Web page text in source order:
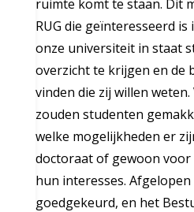
ruimte komt te staan. Dit
RUG die geïnteresseerd
onze universiteit in staat
overzicht te krijgen en de
vinden die zij willen
zouden studenten
welke mogelijkheden er
doctoraat of gewoon
hun interesses. Afgelopen
goedgekeurd, en het